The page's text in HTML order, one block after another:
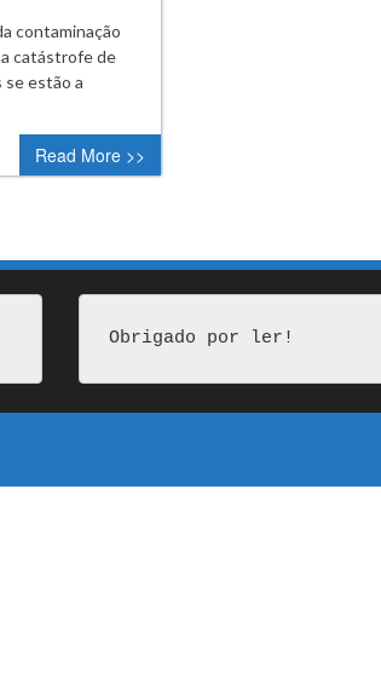
contaminação
catástrofe de
se estão a
Read More >>
Obrigado por ler!